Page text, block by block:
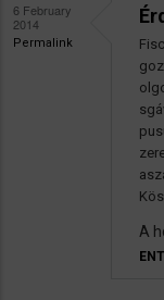
6 February
2014
Permalink
A